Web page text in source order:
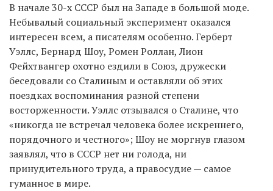
EN
UA
В начале 30-х СССР был на Западе в большой моде.
Небывалый социальный эксперимент оказался
интересен всем, а писателям особенно. Герберт
Уэллс, Бернард Шоу, Ромен Роллан, Лион
Фейхтвангер охотно ездили в Союз, дружески
беседовали со Сталиным и оставляли об этих
поездках воспоминания разной степени
восторженности. Уэллс отзывался о Сталине, что
«никогда не встречал человека более искреннего,
порядочного и честного»; Шоу не моргнув глазом
заявлял, что в СССР нет ни голода, ни
принудительного труда, а правосудие — самое
гуманное в мире.